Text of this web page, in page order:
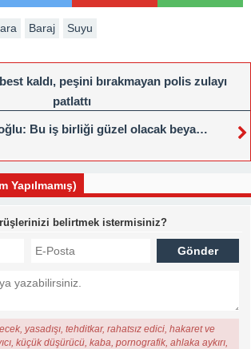
Baraj Suyu
kaldı, peşini bırakmayan polis zulayı
patlattı
Bu iş birliği güzel olacak beya…
Yapılmamış)
belirtmek istermisiniz?
yasadışı, tehditkar, rahatsız edici, hakaret ve
küçük düşürücü, kaba, pornografik, ahlaka aykırı,